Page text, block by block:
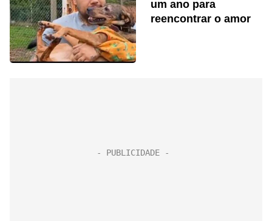
um ano para
reencontrar o amor